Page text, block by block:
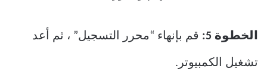
الخطوة 5: قم بإنهاء “محرر التسجيل” ، ثم أعد
تشغيل الكمبيوتر.